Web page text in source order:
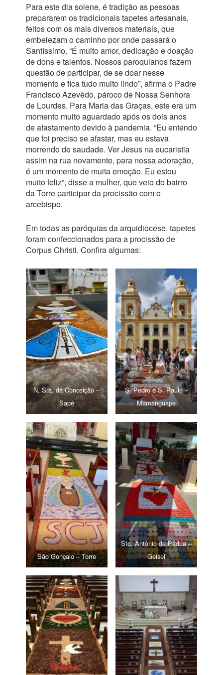
Para este dia solene, é tradição as pessoas
prepararem os tradicionais tapetes artesanais,
feitos com os mais diversos materiais, que
embelezam o caminho por onde passará o
Santíssimo. “É muito amor, dedicação e doação
de dons e talentos. Nossos paroquianos fazem
questão de participar, de se doar nesse
momento e fica tudo muito lindo”, afirma o Padre
Francisco Azevêdo, pároco de Nossa Senhora
de Lourdes. Para Maria das Graças, este era um
momento muito aguardado após os dois anos
de afastamento devido à pandemia. “Eu entendo
que foi preciso se afastar, mas eu estava
morrendo de saudade. Ver Jesus na eucaristia
assim na rua novamente, para nossa adoração,
é um momento de muita emoção. Eu estou
muito feliz”, disse a mulher, que veio do bairro
da Torre participar da procissão com o
arcebispo.
Em todas as paróquias da arquidiocese, tapetes
foram confeccionados para a procissão de
Corpus Christi. Confira algumas:
N. Sra. da Conceição –
Sapé
S. Pedro e S. Paulo –
Mamanguape
São Gonçalo – Torre
Sto. Antônio de Pádua –
Geisel